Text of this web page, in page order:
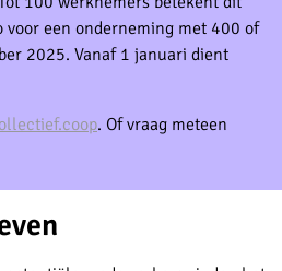
een onderneming met 400 of
2025. Vanaf 1 januari dient
. Of vraag meteen